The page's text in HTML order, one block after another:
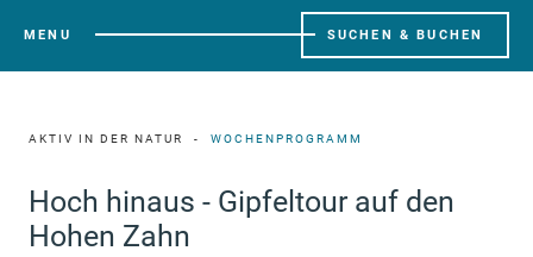
MENU SUCHEN & BUCHEN
AKTIV IN DER NATUR WOCHENPROGRAMM
Hoch hinaus - Gipfeltour auf den
Hohen Zahn